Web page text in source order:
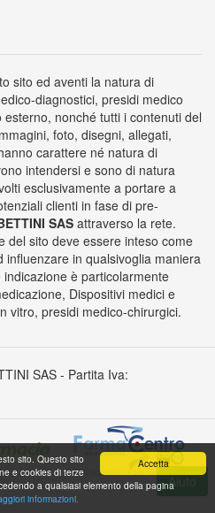
Accetta
sito. Questo sito
e cookies di terze
a qualsiasi elemento della pagina
informazioni.
sito ed aventi la natura di
diagnostici, presidi medico
nonché tutti i contenuti del
foto, disegni, allegati,
carattere né natura di
intendersi e sono di natura
esclusivamente a portare a
clienti in fase di pre-
SAS attraverso la rete.
del sito deve essere inteso come
influenzare in qualsivoglia maniera
è particolarmente
Dispositivi medici e
vitro, presidi medico-chirurgici.
SAS - Partita Iva: